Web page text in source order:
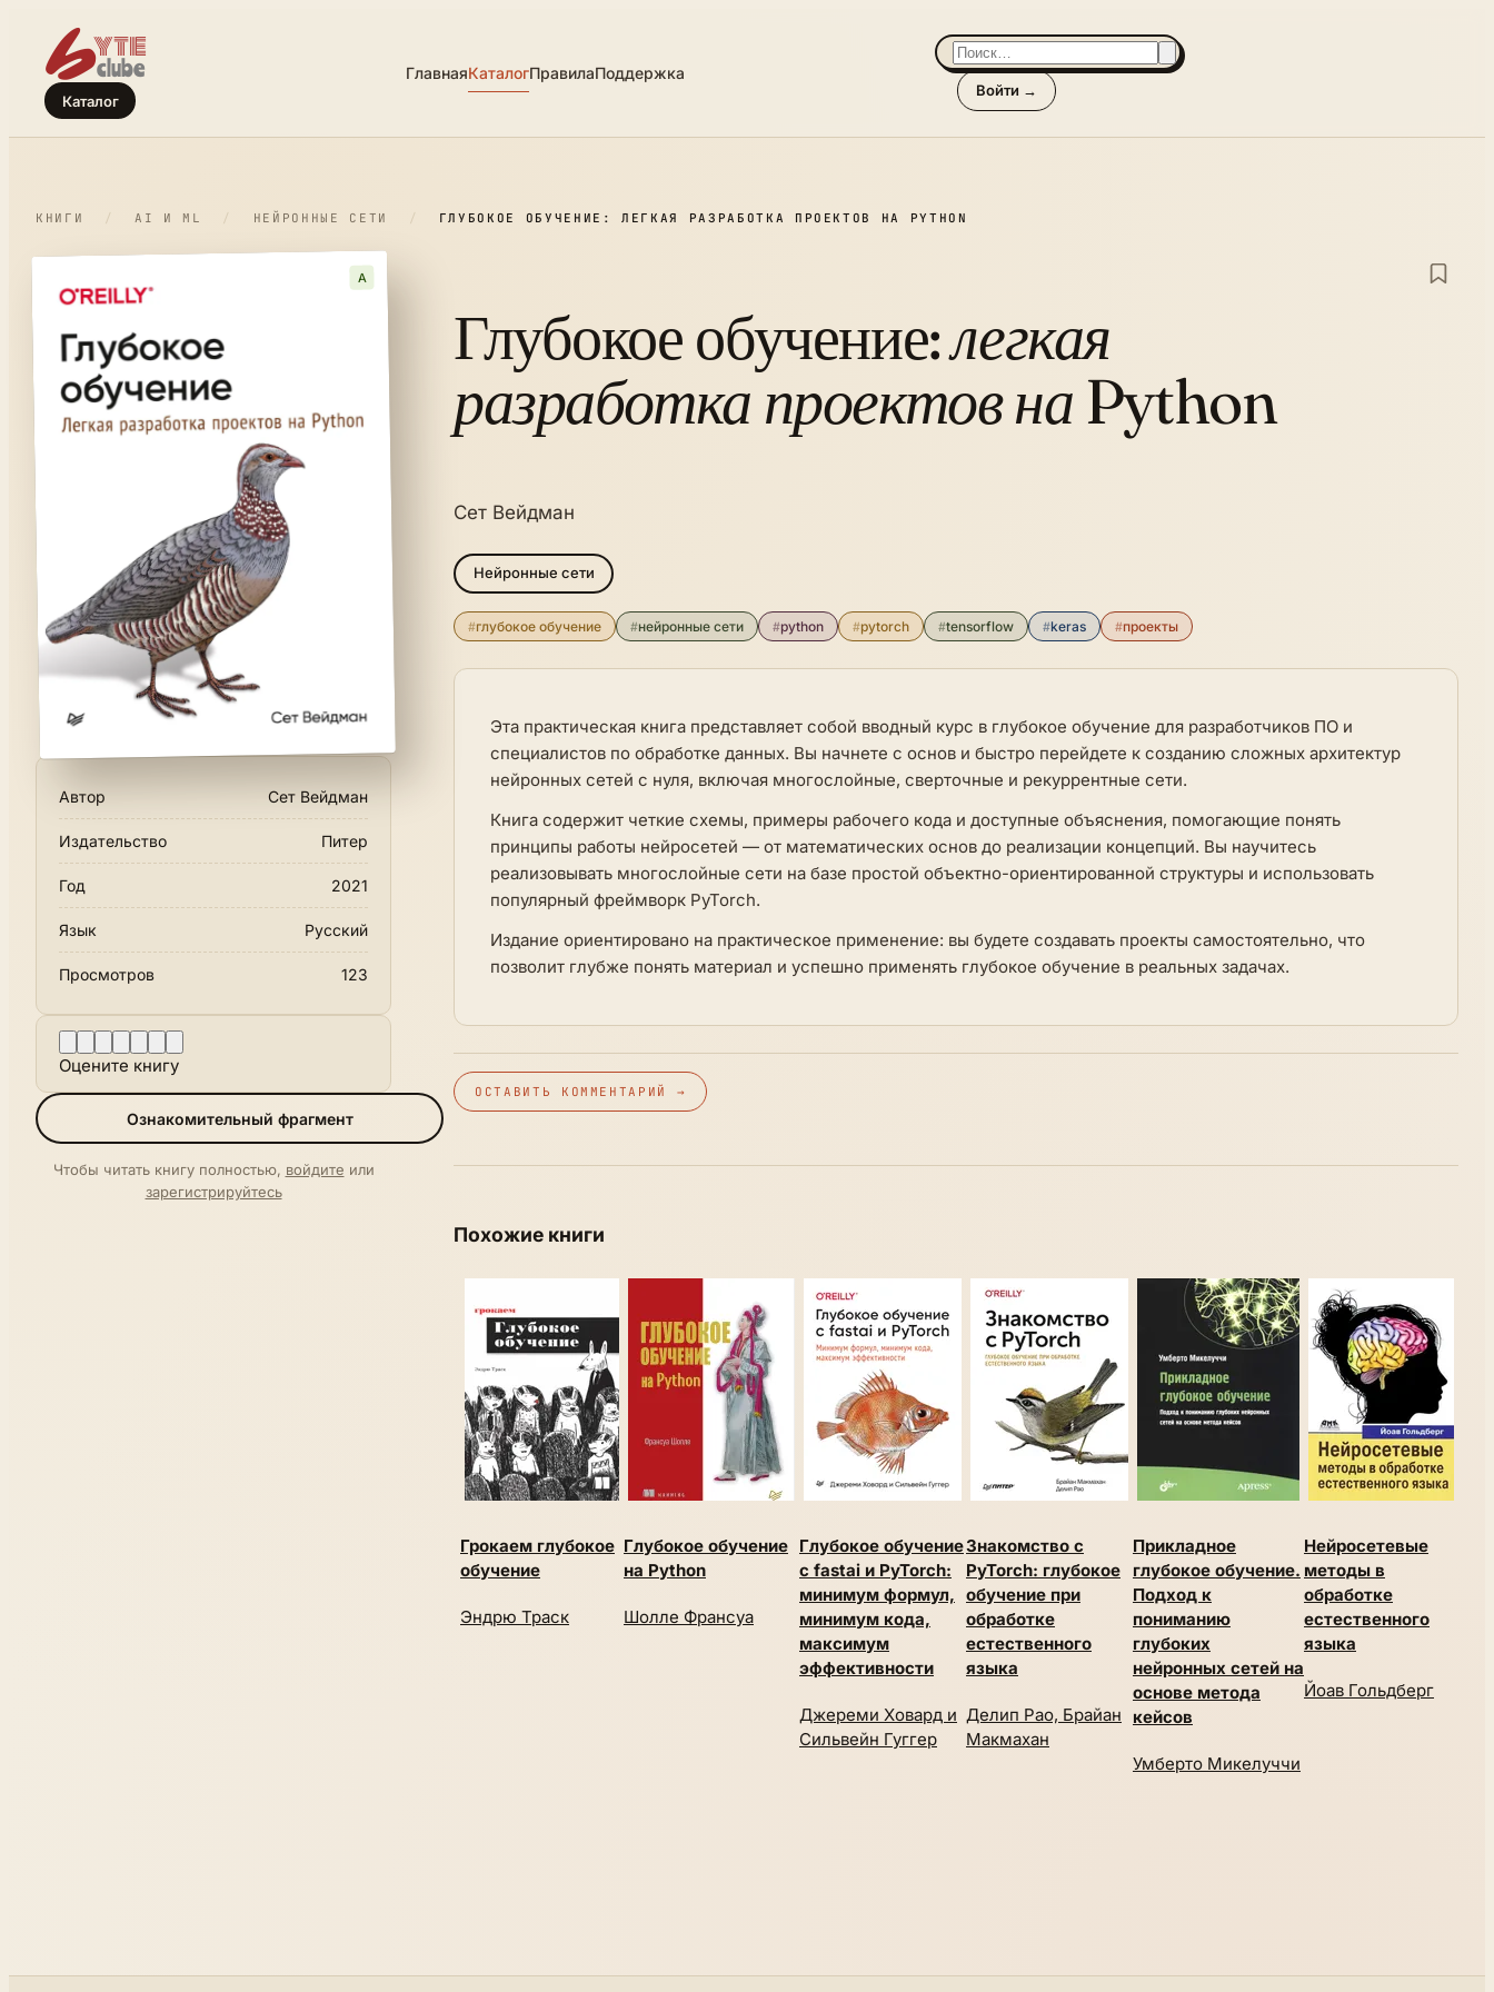
Каталог
ГлавнаяКаталогПравилаПоддержка
Войти →
КНИГИ / AI И ML / НЕЙРОННЫЕ СЕТИ / ГЛУБОКОЕ ОБУЧЕНИЕ: ЛЕГКАЯ РАЗРАБОТКА ПРОЕКТОВ НА PYTHON
A
Автор Сет Вейдман
Издательство Питер
Год 2021
Язык Русский
Просмотров 123
Оцените книгу
Ознакомительный фрагмент
Чтобы читать книгу полностью, войдите или
зарегистрируйтесь
Глубокое обучение:легкая
разработка проектов на Python
Сет Вейдман
Нейронные сети
#глубокое обучение #нейронные сети #python #pytorch #tensorflow #keras #проекты
Эта практическая книга представляет собой вводный курс в глубокое обучение для разработчиков ПО и
специалистов по обработке данных. Вы начнете с основ и быстро перейдете к созданию сложных архитектур
нейронных сетей с нуля, включая многослойные, сверточные и рекуррентные сети.
Книга содержит четкие схемы, примеры рабочего кода и доступные объяснения, помогающие понять
принципы работы нейросетей — от математических основ до реализации концепций. Вы научитесь
реализовывать многослойные сети на базе простой объектно-ориентированной структуры и использовать
популярный фреймворк PyTorch.
Издание ориентировано на практическое применение: вы будете создавать проекты самостоятельно, что
позволит глубже понять материал и успешно применять глубокое обучение в реальных задачах.
ОСТАВИТЬ КОММЕНТАРИЙ →
Похожие книги
Грокаем глубокое
обучение
Эндрю Траск
Глубокое обучение
на Python
Шолле Франсуа
Глубокое обучение
с fastai и PyTorch:
минимум формул,
минимум кода,
максимум
эффективности
Джереми Ховард и
Сильвейн Гуггер
Знакомство с
PyTorch: глубокое
обучение при
обработке
естественного
языка
Делип Рао, Брайан
Макмахан
Прикладное
глубокое обучение.
Подход к
пониманию
глубоких
нейронных сетей на
основе метода
кейсов
Умберто Микелуччи
Нейросетевые
методы в
обработке
естественного
языка
Йоав Гольдберг